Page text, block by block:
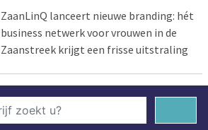
ZaanLinQ lanceert nieuwe branding: hét
business netwerk voor vrouwen in de
Zaanstreek krijgt een frisse uitstraling